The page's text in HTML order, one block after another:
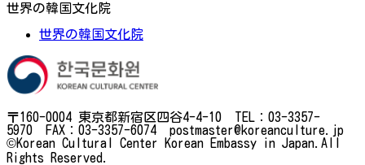
世界の韓国文化院
世界の韓国文化院
〒160-0004 東京都新宿区四谷4-4-10 TEL：03-3357-
5970 FAX：03-3357-6074 postmaster@koreanculture.jp
©Korean Cultural Center Korean Embassy in Japan.All
Rights Reserved.